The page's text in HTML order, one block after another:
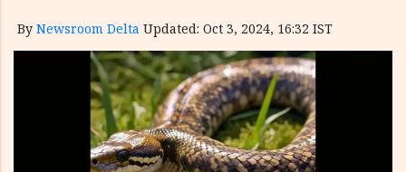
By Newsroom Delta Updated: Oct 3, 2024, 16:32 IST